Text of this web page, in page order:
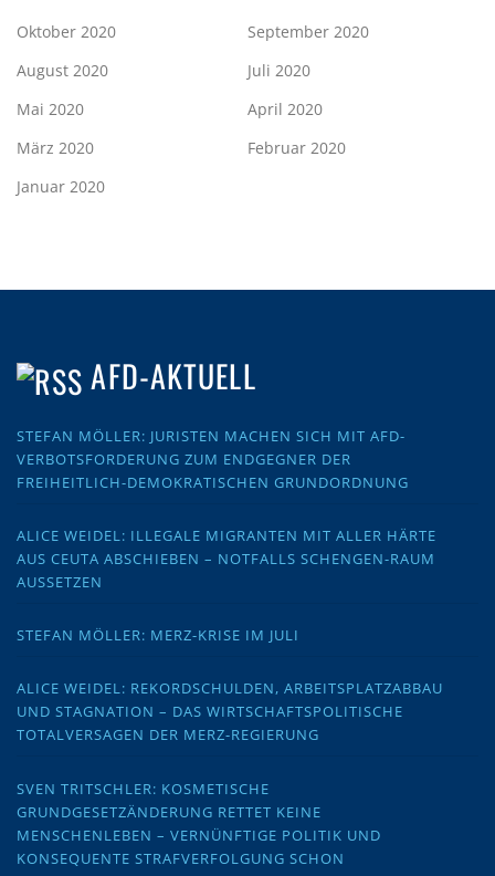
Oktober 2020
September 2020
August 2020
Juli 2020
Mai 2020
April 2020
März 2020
Februar 2020
Januar 2020
AFD-AKTUELL
STEFAN MÖLLER: JURISTEN MACHEN SICH MIT AFD-
VERBOTSFORDERUNG ZUM ENDGEGNER DER
FREIHEITLICH-DEMOKRATISCHEN GRUNDORDNUNG
ALICE WEIDEL: ILLEGALE MIGRANTEN MIT ALLER HÄRTE
AUS CEUTA ABSCHIEBEN – NOTFALLS SCHENGEN-RAUM
AUSSETZEN
STEFAN MÖLLER: MERZ-KRISE IM JULI
ALICE WEIDEL: REKORDSCHULDEN, ARBEITSPLATZABBAU
UND STAGNATION – DAS WIRTSCHAFTSPOLITISCHE
TOTALVERSAGEN DER MERZ-REGIERUNG
SVEN TRITSCHLER: KOSMETISCHE
GRUNDGESETZÄNDERUNG RETTET KEINE
MENSCHENLEBEN – VERNÜNFTIGE POLITIK UND
KONSEQUENTE STRAFVERFOLGUNG SCHON